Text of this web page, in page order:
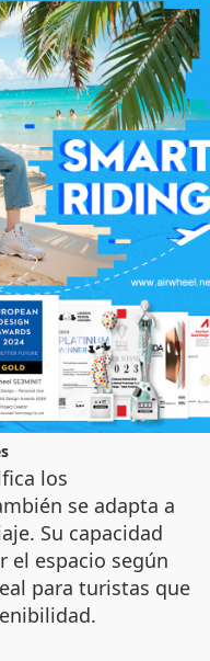
los
se adapta a
Su capacidad
el espacio según
para turistas que